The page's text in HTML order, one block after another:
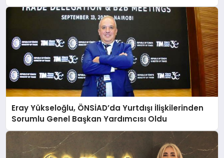
Eray Yükseloğlu, ÖNSİAD’da Yurtdışı İlişkilerinden
Sorumlu Genel Başkan Yardımcısı Oldu